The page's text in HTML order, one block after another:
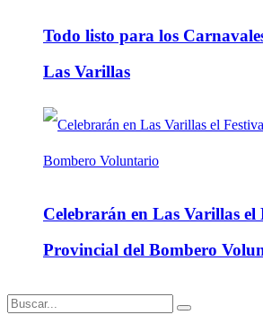
Todo listo para los
Las Varillas
Celebrarán en Las Varillas el
Provincial del Bombero